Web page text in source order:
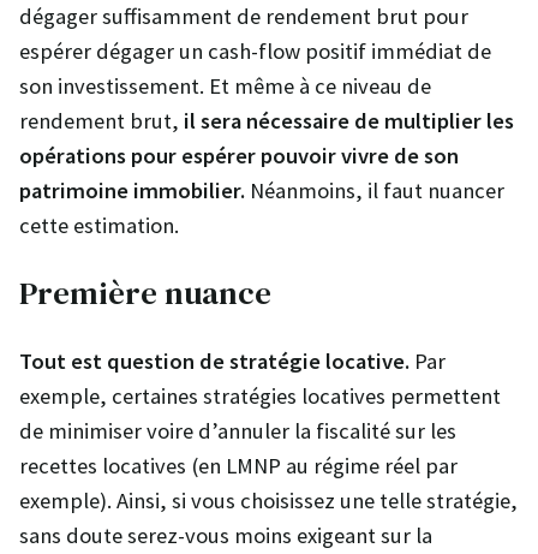
dégager suffisamment de rendement brut pour
espérer dégager un cash-flow positif immédiat de
son investissement. Et même à ce niveau de
rendement brut, il sera nécessaire de multiplier les
opérations pour espérer pouvoir vivre de son
patrimoine immobilier. Néanmoins, il faut nuancer
cette estimation.
Première nuance
Tout est question de stratégie locative. Par
exemple, certaines stratégies locatives permettent
de minimiser voire d’annuler la fiscalité sur les
recettes locatives (en LMNP au régime réel par
exemple). Ainsi, si vous choisissez une telle stratégie,
sans doute serez-vous moins exigeant sur la